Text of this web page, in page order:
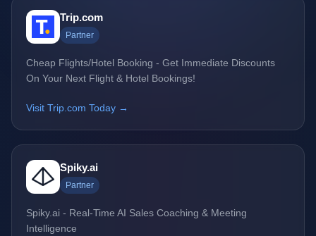
Trip.com
Partner
Cheap Flights/Hotel Booking - Get Immediate Discounts
On Your Next Flight & Hotel Bookings!
Visit Trip.com Today →
Spiky.ai
Partner
Spiky.ai - Real-Time AI Sales Coaching & Meeting
Intelligence